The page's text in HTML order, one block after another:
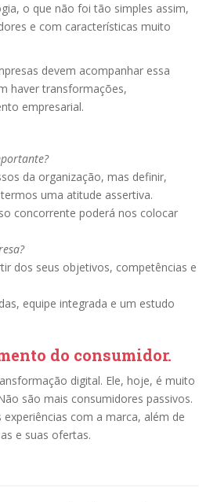
o que não foi tão simples assim,
e com características muito
devem acompanhar essa
haver transformações,
empresarial.
da organização, mas definir,
uma atitude assertiva.
concorrente poderá nos colocar
dos seus objetivos, competências e
equipe integrada e um estudo
do consumidor.
digital. Ele, hoje, é muito
são mais consumidores passivos.
com a marca, além de
e suas ofertas.